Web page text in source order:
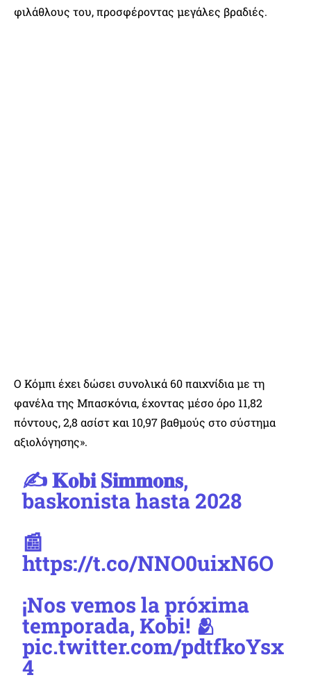
φιλάθλους του, προσφέροντας μεγάλες βραδιές.
Ο Κόμπι έχει δώσει συνολικά 60 παιχνίδια με τη
φανέλα της Μπασκόνια, έχοντας μέσο όρο 11,82
πόντους, 2,8 ασίστ και 10,97 βαθμούς στο σύστημα
αξιολόγησης».
✍️ 𝐊𝐨𝐛𝐢 𝐒𝐢𝐦𝐦𝐨𝐧𝐬,
baskonista hasta 2028
📰
https://t.co/NNO0uixN6O
¡Nos vemos la próxima
temporada, Kobi! 🫂
pic.twitter.com/pdtfkoYsx
4